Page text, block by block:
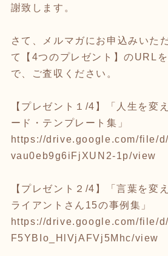
謝致します。
さて、メルマガにお申込みいた
て【4つのプレゼント】のURL
で、ご査収ください。
【プレゼント１/4】「人生を変
ード・テンプレート集」
https://drive.google.com/file/
vau0eb9g6iFjXUN2-1p/view
【プレゼント２/4】「言葉を変
ライアントさん15の事例集」
https://drive.google.com/file/
F5YBIo_HlVjAFVj5Mhc/view